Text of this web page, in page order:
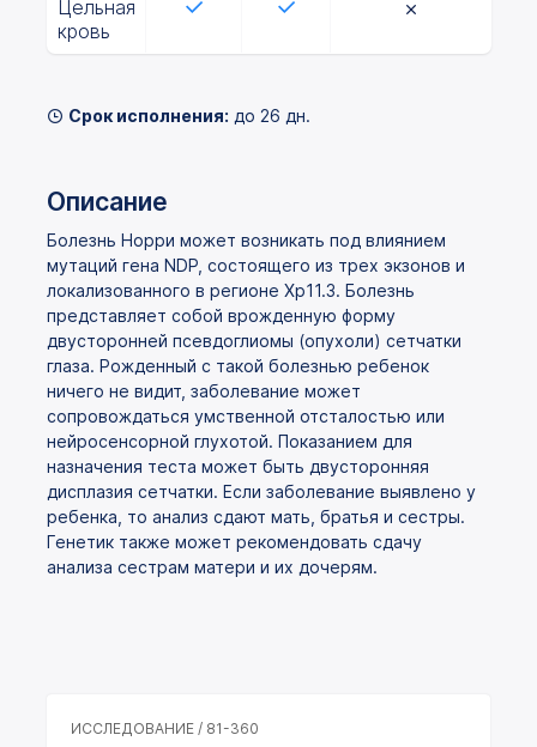
Цельная
кровь
Срок исполнения: до 26 дн.
Описание
Болезнь Норри может возникать под влиянием
мутаций гена NDP, состоящего из трех экзонов и
локализованного в регионе Хр11.3. Болезнь
представляет собой врожденную форму
двусторонней псевдоглиомы (опухоли) сетчатки
глаза. Рожденный с такой болезнью ребенок
ничего не видит, заболевание может
сопровождаться умственной отсталостью или
нейросенсорной глухотой. Показанием для
назначения теста может быть двусторонняя
дисплазия сетчатки. Если заболевание выявлено у
ребенка, то анализ сдают мать, братья и сестры.
Генетик также может рекомендовать сдачу
анализа сестрам матери и их дочерям.
ИССЛЕДОВАНИЕ / 81-360